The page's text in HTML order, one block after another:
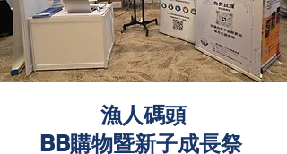
漁人碼頭
BB購物暨新子成長祭